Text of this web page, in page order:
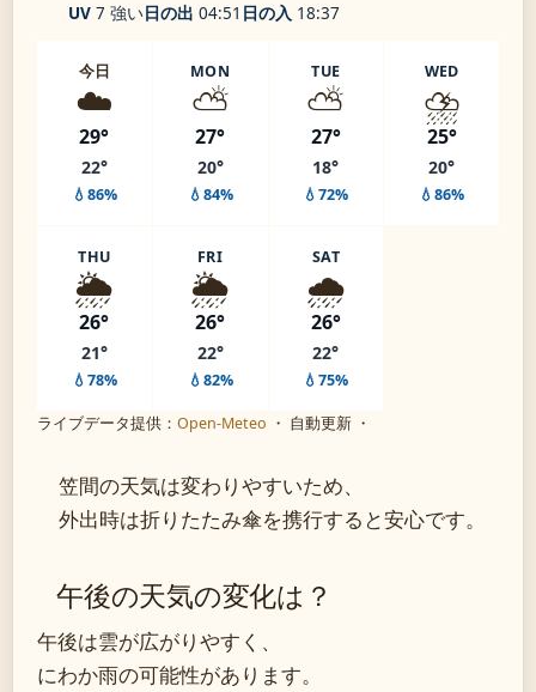
UV 7 強い日の出 04:51 日の入 18:37
今日
☁️
29°
22°
💧86%
MON
⛅
27°
20°
💧84%
TUE
⛅
27°
18°
💧72%
WED
⛈️
25°
20°
💧86%
THU
🌦️
26°
21°
💧78%
FRI
🌦️
26°
22°
💧82%
SAT
🌧️
26°
22°
💧75%
ライブデータ提供： Open-Meteo ・ 自動更新 ・
笠間の天気は変わりやすいため、
外出時は折りたたみ傘を携行すると安心です。
午後の天気の変化は？
午後は雲が広がりやすく、
にわか雨の可能性があります。